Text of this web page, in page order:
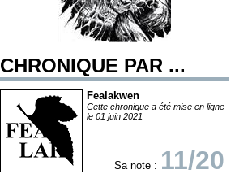
CHRONIQUE PAR ...
Fealakwen
Cette chronique a été mise en ligne
le 01 juin 2021
Sa note : 11/20